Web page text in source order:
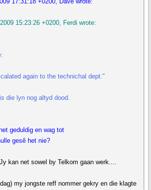
15:23:26 +0200, Ferdi wrote:
again to the technichal dept."
die lyn nog altyd dood.
geduldig en wag tot
gesê het nie?
kan net sowel by Telkom gaan werk....
my jongste reff nommer gekry en die klagte